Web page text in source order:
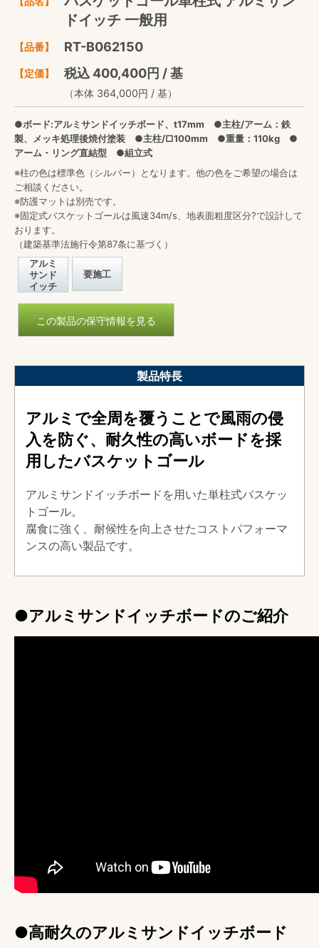
ドイッチ 一般用
【品番】 RT-B062150
【定価】 税込 400,400円 / 基
（本体 364,000円 / 基）
●ボード:アルミサンドイッチボード、t17mm ●主柱/アーム：鉄
製、メッキ処理後焼付塗装 ●主柱/□100mm ●重量：110kg ●
アーム・リング直結型 ●組立式
※柱の色は標準色（シルバー）となります。他の色をご希望の場合は
ご相談ください。
※防護マットは別売です。
※固定式バスケットゴールは風速34m/s、地表面粗度区分?で設計して
おります。
（建築基準法施行令第87条に基づく）
アルミ
サンド
イッチ
要施工
この製品の保守情報を見る
製品特長
アルミで全周を覆うことで風雨の侵
入を防ぐ、 耐久性の高いボードを採
用したバスケットゴール
アルミサンドイッチボードを用いた単柱式バスケッ
トゴール。
腐食に強く、耐候性を向上させたコストパフォーマ
ンスの高い製品です。
●アルミサンドイッチボードのご紹介
●高耐久のアルミサンドイッチボード